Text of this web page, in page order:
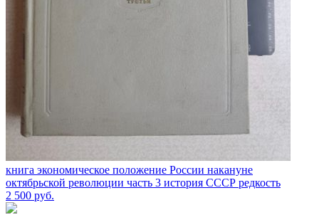
книга экономическое положение России накануне
октябрьской революции часть 3 история СССР редкость
2 500 руб.